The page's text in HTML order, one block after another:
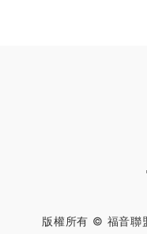
版權所有 © 福音聯